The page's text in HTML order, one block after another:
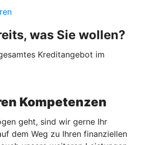
was Sie wollen?
Kreditangebot im
Kompetenzen
geht, sind wir gerne Ihr
dem Weg zu Ihren finanziellen